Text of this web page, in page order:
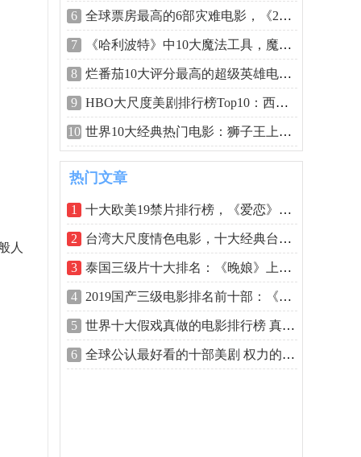
人
6 全球票房最高的6部灾难电影，《2012》夺
7 《哈利波特》中10大魔法工具，魔法石名
8 烂番茄10大评分最高的超级英雄电影，星
9 HBO大尺度美剧排行榜Top10：西部世界上榜
10 世界10大经典热门电影：狮子王上榜，第
热门文章
1 十大欧美19禁片排行榜，《爱恋》排第一
2 台湾大尺度情色电影，十大经典台湾三级
3 泰国三级片十大排名：《晚娘》上榜，堪
4 2019国产三级电影排名前十部：《色戒》榜
5 世界十大假戏真做的电影排行榜 真枪实弹
6 全球公认最好看的十部美剧 权力的游戏排